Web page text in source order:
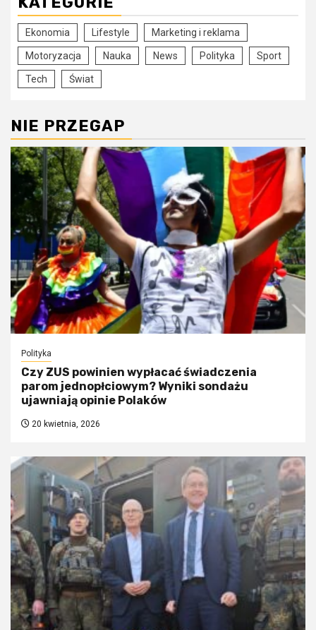
Ekonomia Lifestyle Marketing i reklama
Motoryzacja Nauka News Polityka Sport
Tech Świat
NIE PRZEGAP
Polityka
Czy ZUS powinien wypłacać świadczenia
parom jednopłciowym? Wyniki sondażu
ujawniają opinie Polaków
20 kwietnia, 2026